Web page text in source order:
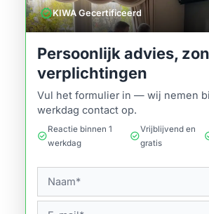
verifiedKIWA Gecertificeerd
Persoonlijk advies,
verplichtingen
Vul het formulier in — wij nemen
werkdag contact op.
check_circle
Reactie binnen 1
werkdag
check_circle
Vrijblijvend en
gratis